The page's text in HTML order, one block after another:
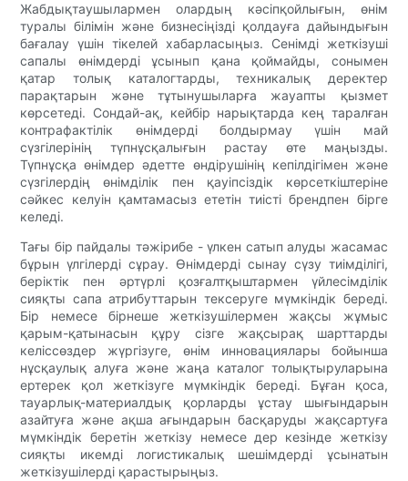
Жабдықтаушылармен олардың кәсіпқойлығын, өнім
туралы білімін және бизнесіңізді қолдауға дайындығын
бағалау үшін тікелей хабарласыңыз. Сенімді жеткізуші
сапалы өнімдерді ұсынып қана қоймайды, сонымен
қатар толық каталогтарды, техникалық деректер
парақтарын және тұтынушыларға жауапты қызмет
көрсетеді. Сондай-ақ, кейбір нарықтарда кең таралған
контрафактілік өнімдерді болдырмау үшін май
сүзгілерінің түпнұсқалығын растау өте маңызды.
Түпнұсқа өнімдер әдетте өндірушінің кепілдігімен және
сүзгілердің өнімділік пен қауіпсіздік көрсеткіштеріне
сәйкес келуін қамтамасыз ететін тиісті брендпен бірге
келеді.
Тағы бір пайдалы тәжірибе - үлкен сатып алуды жасамас
бұрын үлгілерді сұрау. Өнімдерді сынау сүзу тиімділігі,
беріктік пен әртүрлі қозғалтқыштармен үйлесімділік
сияқты сапа атрибуттарын тексеруге мүмкіндік береді.
Бір немесе бірнеше жеткізушілермен жақсы жұмыс
қарым-қатынасын құру сізге жақсырақ шарттарды
келіссөздер жүргізуге, өнім инновациялары бойынша
нұсқаулық алуға және жаңа каталог толықтыруларына
ертерек қол жеткізуге мүмкіндік береді. Бұған қоса,
тауарлық-материалдық қорларды ұстау шығындарын
азайтуға және ақша ағындарын басқаруды жақсартуға
мүмкіндік беретін жеткізу немесе дер кезінде жеткізу
сияқты икемді логистикалық шешімдерді ұсынатын
жеткізушілерді қарастырыңыз.